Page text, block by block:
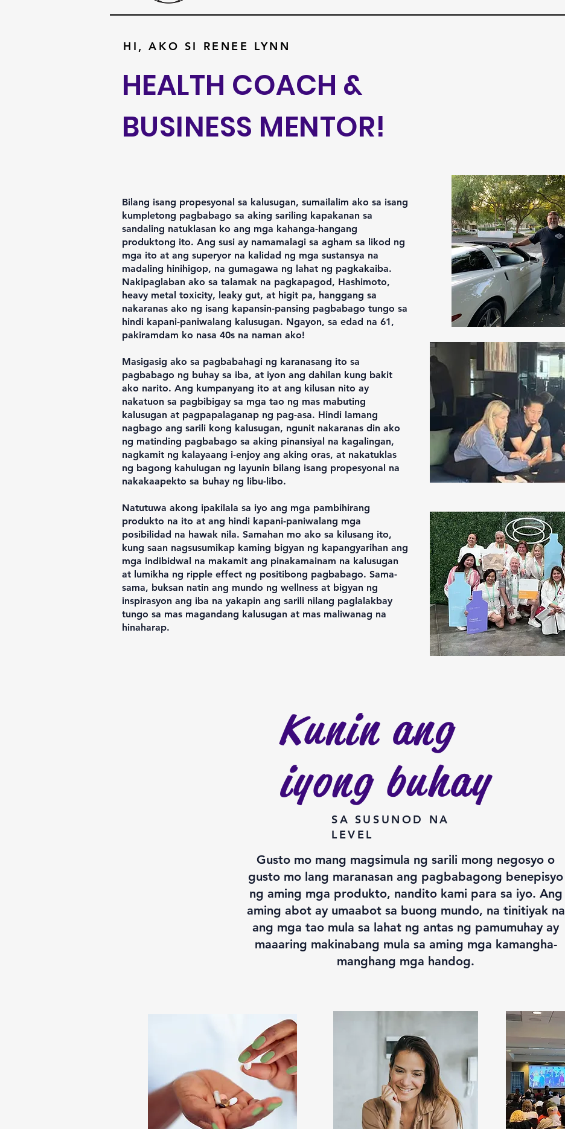
HI, AKO SI RENEE LYNN
HEALTH COACH &
BUSINESS MENTOR!
Bilang isang propesyonal sa kalusugan, sumailalim ako sa isang
kumpletong pagbabago sa aking sariling kapakanan sa
sandaling natuklasan ko ang mga kahanga-hangang
produktong ito. Ang susi ay namamalagi sa agham sa likod ng
mga ito at ang superyor na kalidad ng mga sustansya na
madaling hinihigop, na gumagawa ng lahat ng pagkakaiba.
Nakipaglaban ako sa talamak na pagkapagod, Hashimoto,
heavy metal toxicity, leaky gut, at higit pa, hanggang sa
nakaranas ako ng isang kapansin-pansing pagbabago tungo sa
hindi kapani-paniwalang kalusugan. Ngayon, sa edad na 61,
pakiramdam ko nasa 40s na naman ako!
Masigasig ako sa pagbabahagi ng karanasang ito sa
pagbabago ng buhay sa iba, at iyon ang dahilan kung bakit
ako narito. Ang kumpanyang ito at ang kilusan nito ay
nakatuon sa pagbibigay sa mga tao ng mas mabuting
kalusugan at pagpapalaganap ng pag-asa. Hindi lamang
nagbago ang sarili kong kalusugan, ngunit nakaranas din ako
ng matinding pagbabago sa aking pinansiyal na kagalingan,
nagkamit ng kalayaang i-enjoy ang aking oras, at nakatuklas
ng bagong kahulugan ng layunin bilang isang propesyonal na
nakakaapekto sa buhay ng libu-libo.
Natutuwa akong ipakilala sa iyo ang mga pambihirang
produkto na ito at ang hindi kapani-paniwalang mga
posibilidad na hawak nila. Samahan mo ako sa kilusang ito,
kung saan nagsusumikap kaming bigyan ng kapangyarihan ang
mga indibidwal na makamit ang pinakamainam na kalusugan
at lumikha ng ripple effect ng positibong pagbabago. Sama-
sama, buksan natin ang mundo ng wellness at bigyan ng
inspirasyon ang iba na yakapin ang sarili nilang paglalakbay
tungo sa mas magandang kalusugan at mas maliwanag na
hinaharap.
Kunin ang
iyong buhay
SA SUSUNOD NA
LEVEL
Gusto mo mang magsimula ng sarili mong negosyo o
gusto mo lang maranasan ang pagbabagong benepisyo
ng aming mga produkto, nandito kami para sa iyo. Ang
aming abot ay umaabot sa buong mundo, na tinitiyak na
ang mga tao mula sa lahat ng antas ng pamumuhay ay
maaaring makinabang mula sa aming mga kamangha-
manghang mga handog.